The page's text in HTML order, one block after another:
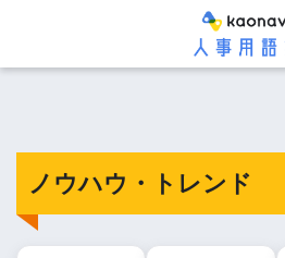
ノウハウ・トレンド